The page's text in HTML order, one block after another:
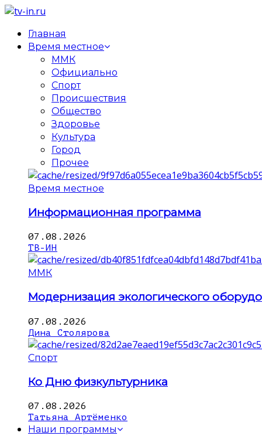
Главная
Время местное
ММК
Официально
Спорт
Происшествия
Общество
Здоровье
Культура
Город
Прочее
Время местное
Информационная программа
07.08.2026
ТВ-ИН
ММК
Модернизация экологического
07.08.2026
Дина Столярова
Спорт
Ко Дню физкультурника
07.08.2026
Татьяна Артёменко
Наши программы